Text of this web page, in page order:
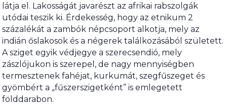
látja el. Lakosságát javarészt az afrikai rabszolgák
utódai teszik ki. Érdekesség, hogy az etnikum 2
százalékát a zambók népcsoport alkotja, mely az
indián őslakosok és a négerek találkozásából született.
A sziget egyik védjegye a szerecsendió, mely
zászlójukon is szerepel, de nagy mennyiségben
termesztenek fahéjat, kurkumát, szegfűszeget és
gyömbért a „fűszerszigetként” is emlegetett
földdarabon.